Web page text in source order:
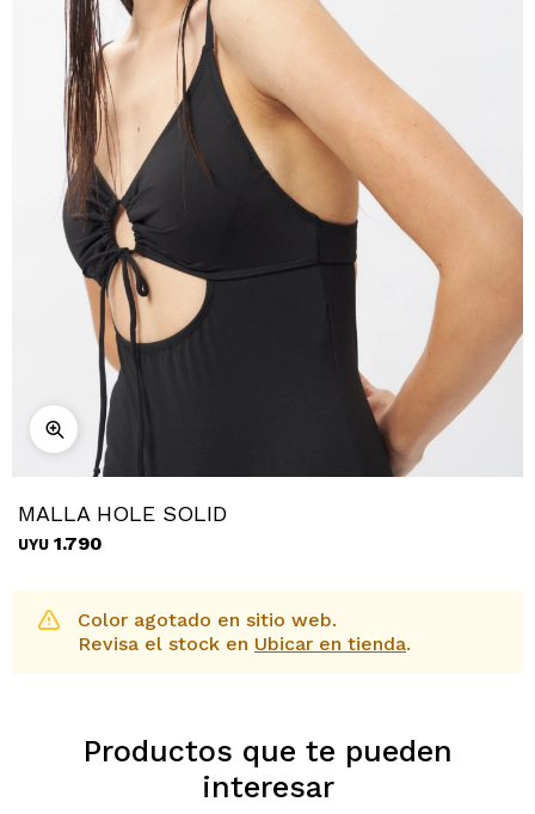
MALLA HOLE SOLID
UYU 1.790
Color agotado en sitio web.
Revisa el stock en Ubicar en tienda.
Productos que te pueden
interesar